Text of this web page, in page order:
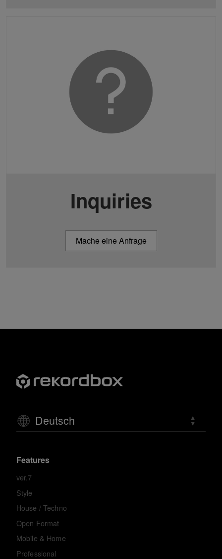
Inquiries
Mache eine Anfrage
Deutsch
Features
ver.7
Style
House / Techno
Open Format
Mobile & Home
Professional